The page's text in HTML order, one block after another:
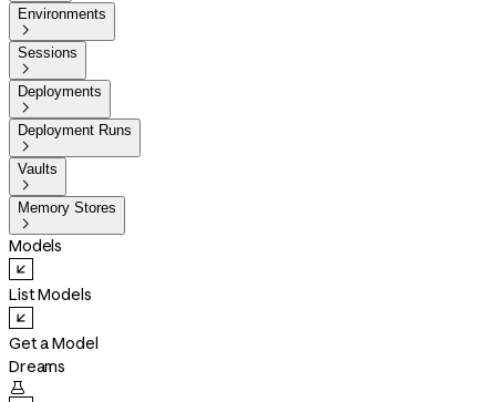
Environments

Sessions

Deployments

Deployment Runs

Vaults

Memory Stores

Models
List Models
Get a Model
Dreams
